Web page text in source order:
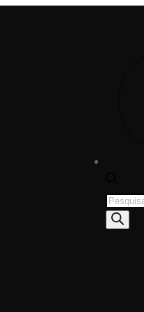
Products
search